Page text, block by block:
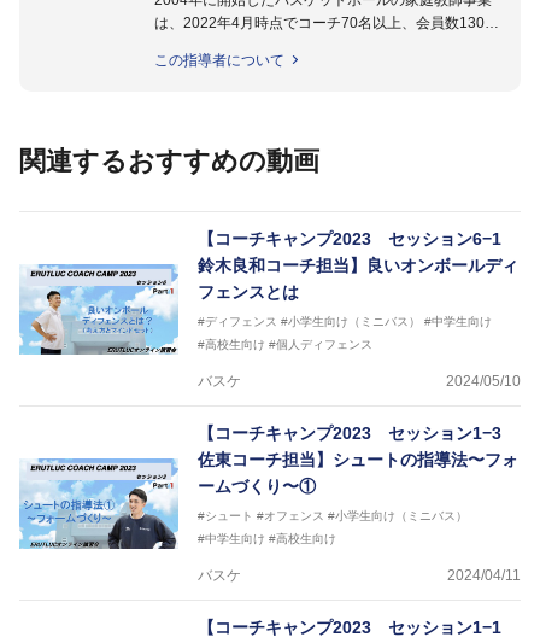
は、2022年4月時点でコーチ70名以上、会員数1300
指導実績多数・各地講習会なども担当しており、「は
など多くの書籍・DVDも監修しています。
2016年U12ナショナルキャンプヘッドコーチ
2016年U13ナショナルキャンプヘッドコーチ
2016年男子日本代表サポートコーチ
2017年U12ナショナルキャンプヘッドコーチ
2017年U13ナショナルキャンプヘッドコーチ
2017年男子日本代表サポートコーチ
リーコーチ
2018年U13ナショナルキャンプヘッドコーチ
2018年～2021年男子日本代表サポートコーチ
2021年～女子日本代表アシスタントコーチ
この指導者について
関連するおすすめの動画
【コーチキャンプ2023 セッション6−1
鈴木良和コーチ担当】良いオンボールディ
フェンスとは
#ディフェンス #小学生向け（ミニバス）
#中学生向け
#高校生向け #個人ディフェンス
バスケ 2024/05/10
【コーチキャンプ2023 セッション1−3
佐東コーチ担当】シュートの指導法〜フォ
ームづくり〜①
#シュート #オフェンス #小学生向け（ミニバス）
#中学生向け #高校生向け
バスケ 2024/04/11
【コーチキャンプ2023 セッション1−1